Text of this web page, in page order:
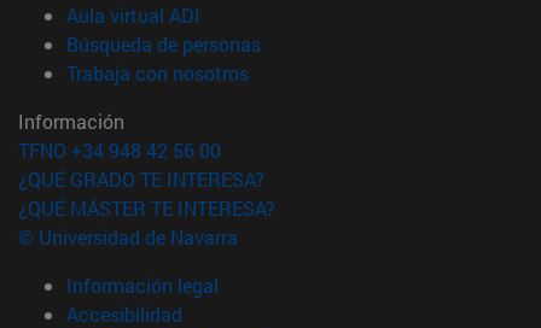
Aula virtual ADI
Búsqueda de personas(abre en nueva ventana)
Trabaja con nosotros(abre en nueva ventana)
Información
TFNO +34 948 42 56 00
¿QUÉ GRADO TE INTERESA?
¿QUÉ MÁSTER TE INTERESA?
© Universidad de Navarra
Información legal
Accesibilidad